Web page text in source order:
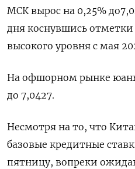
МСК вырос на 0,25% до​
дня коснувшись отметки
высокого уровня с мая
На офшорном рынке
до 7,0427.
Несмотря на то, что
базовые кредитные
пятницу, вопреки